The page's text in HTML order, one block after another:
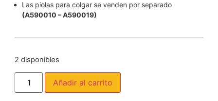
Las piolas para colgar se venden por separado
(A590010 – A590019)
2 disponibles
Añadir al carrito